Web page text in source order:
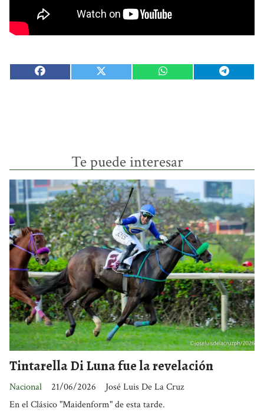
Te puede interesar
Tintarella Di Luna fue la revelación
José Luis De La Cruz
Nacional
21/06/2026
En el Clásico "Maidenform" de esta tarde.